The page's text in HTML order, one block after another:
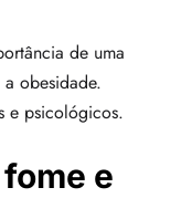
de uma
obesidade.
e psicológicos.
e